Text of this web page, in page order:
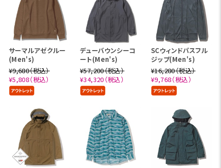
サーマルアゼクルー
(Men's)
¥9,680（税込）
¥5,808（税込）
デューバウンシーコ
ート(Men's)
¥57,200（税込）
¥34,320（税込）
SCウィンドパスフル
ジップ(Men's)
¥16,280（税込）
¥9,768（税込）